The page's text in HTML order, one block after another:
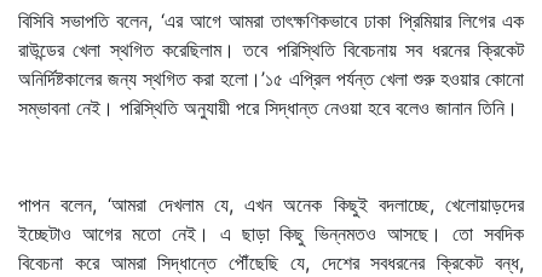
বিসিবি সভাপতি বলেন, ‘এর আগে আমরা তাৎক্ষণিকভাবে ঢাকা প্রিমিয়ার লিগের এক
রাউন্ডের খেলা স্থগিত করেছিলাম। তবে পরিস্থিতি বিবেচনায় সব ধরনের ক্রিকেট
অনির্দিষ্টকালের জন্য স্থগিত করা হলো।’১৫ এপ্রিল পর্যন্ত খেলা শুরু হওয়ার কোনো
সম্ভাবনা নেই। পরিস্থিতি অনুযায়ী পরে সিদ্ধান্ত নেওয়া হবে বলেও জানান তিনি।
পাপন বলেন, ‘আমরা দেখলাম যে, এখন অনেক কিছুই বদলাচ্ছে, খেলোয়াড়দের
ইচ্ছেটাও আগের মতো নেই। এ ছাড়া কিছু ভিন্নমতও আসছে। তো সবদিক
বিবেচনা করে আমরা সিদ্ধান্তে পৌঁছেছি যে, দেশের সবধরনের ক্রিকেট বন্ধ,